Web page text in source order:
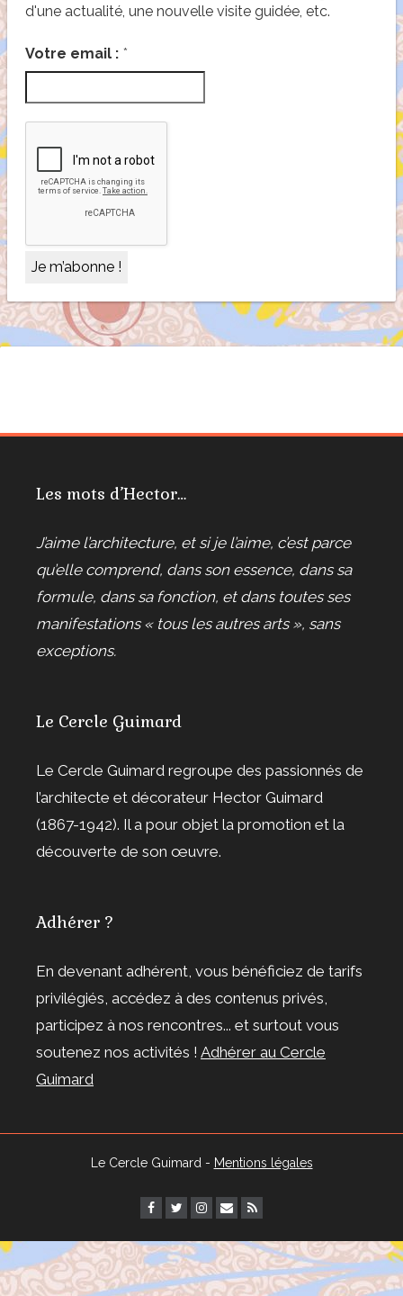
d'une actualité, une nouvelle visite guidée, etc.
Votre email : *
Les mots d’Hector…
J’aime l’architecture, et si je l’aime, c’est parce
qu’elle comprend, dans son essence, dans sa
formule, dans sa fonction, et dans toutes ses
manifestations « tous les autres arts », sans
exceptions.
Le Cercle Guimard
Le Cercle Guimard regroupe des passionnés de
l’architecte et décorateur Hector Guimard
(1867-1942). Il a pour objet la promotion et la
découverte de son œuvre.
Adhérer ?
En devenant adhérent, vous bénéficiez de tarifs
privilégiés, accédez à des contenus privés,
participez à nos rencontres... et surtout vous
soutenez nos activités ! Adhérer au Cercle
Guimard
Le Cercle Guimard - Mentions légales